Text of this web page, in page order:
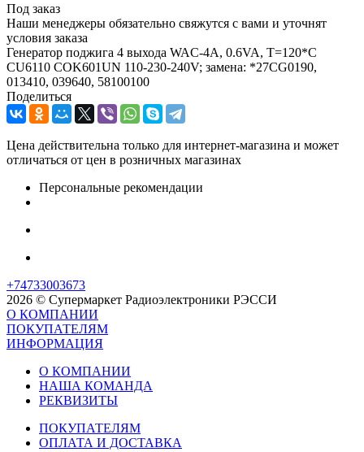
Под заказ
Наши менеджеры обязательно свяжутся с вами и уточнят
условия заказа
Генератор поджига 4 выхода WAC-4A, 0.6VA, T=120*C
CU6110 COK601UN 110-230-240V; замена: *27CG0190,
013410, 039640, 58100100
Поделиться
Цена действительна только для интернет-магазина и может
отличаться от цен в розничных магазинах
Персональные рекомендации
+74733003673
2026 © Супермаркет Радиоэлектроники РЭССИ
О КОМПАНИИ
ПОКУПАТЕЛЯМ
ИНФОРМАЦИЯ
О КОМПАНИИ
НАША КОМАНДА
РЕКВИЗИТЫ
ПОКУПАТЕЛЯМ
ОПЛАТА И ДОСТАВКА